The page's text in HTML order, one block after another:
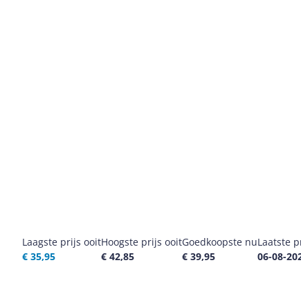
Laagste prijs ooit
€ 35,95
Hoogste prijs ooit
€ 42,85
Goedkoopste nu
€ 39,95
Laatste
06-08-